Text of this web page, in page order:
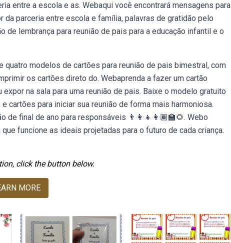
entre a escola e as. Webaqui você encontrará mensagens para
parceria entre escola e família, palavras de gratidão pelo
lembrança para reunião de pais para a educação infantil e o
modelos de cartões para reunião de pais bimestral, com
os cartões direto do. Webaprenda a fazer um cartão
na sala para uma reunião de pais. Baixe o modelo gratuito
cartões para iniciar sua reunião de forma mais harmoniosa.
de final de ano para responsáveis 👨‍👩‍👧👩🏾‍🏫🌻. Webo
funcione as ideais projetadas para o futuro de cada criança.
click the button below.
MORE